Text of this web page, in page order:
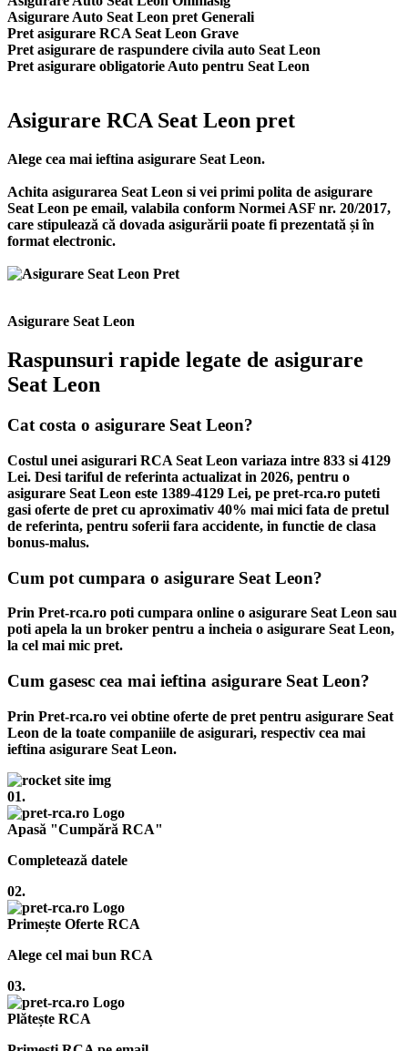
Asigurare Auto Seat Leon pret Generali
Pret asigurare RCA Seat Leon Grave
Pret asigurare de raspundere civila auto Seat Leon
Pret asigurare obligatorie Auto pentru Seat Leon
Asigurare RCA Seat Leon pret
Alege cea mai ieftina asigurare Seat Leon.
Achita asigurarea Seat Leon si vei primi polita de asigurare
Seat Leon pe email, valabila conform Normei ASF nr. 20/2017,
care stipulează că dovada asigurării poate fi prezentată și în
format electronic.
Asigurare Seat Leon
Raspunsuri rapide legate de asigurare
Seat Leon
Cat costa o asigurare Seat Leon?
Costul unei asigurari RCA Seat Leon variaza intre 833 si 4129
Lei. Desi tariful de referinta actualizat in 2026, pentru o
asigurare Seat Leon este 1389-4129 Lei, pe pret-rca.ro puteti
gasi oferte de pret cu aproximativ 40% mai mici fata de pretul
de referinta, pentru soferii fara accidente, in functie de clasa
bonus-malus.
Cum pot cumpara o asigurare Seat Leon?
Prin Pret-rca.ro poti cumpara online o asigurare Seat Leon sau
poti apela la un broker pentru a incheia o asigurare Seat Leon,
la cel mai mic pret.
Cum gasesc cea mai ieftina asigurare Seat Leon?
Prin Pret-rca.ro vei obtine oferte de pret pentru asigurare Seat
Leon de la toate companiile de asigurari, respectiv cea mai
ieftina asigurare Seat Leon.
01.
Apasă "Cumpără RCA"
Completează datele
02.
Primește Oferte RCA
Alege cel mai bun RCA
03.
Plătește RCA